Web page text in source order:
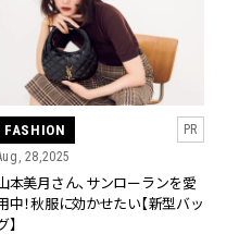
FASHION
PR
28,2025
本美月さん、サンローランを愛
中！秋服に効かせたい【新型バッ
】